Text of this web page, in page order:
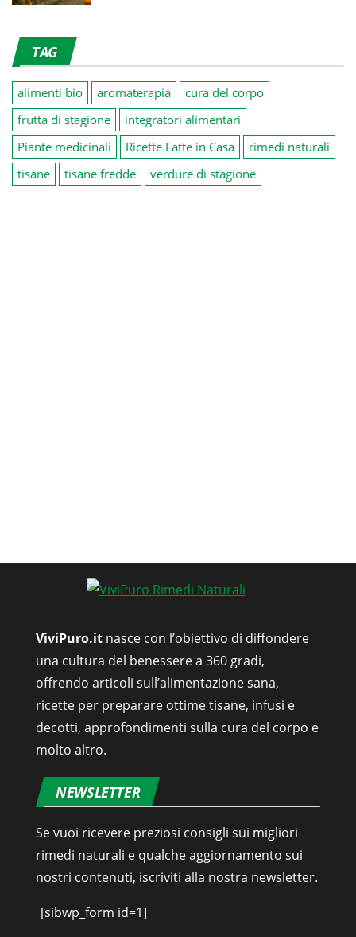
TAG
alimenti bio aromaterapia
cura del corpo
frutta di stagione
integratori alimentari
Piante medicinali
Ricette Fatte in Casa
rimedi naturali
tisane
tisane fredde verdure di stagione
ViviPuro.it nasce con l’obiettivo di diffondere
una cultura del benessere a 360 gradi,
offrendo articoli sull’alimentazione sana,
ricette per preparare ottime tisane, infusi e
decotti, approfondimenti sulla cura del corpo e
molto altro.
NEWSLETTER
Se vuoi ricevere preziosi consigli sui migliori
rimedi naturali e qualche aggiornamento sui
nostri contenuti, iscriviti alla nostra newsletter.
[sibwp_form id=1]